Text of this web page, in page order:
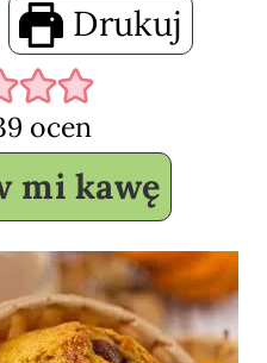
Drukuj
ocen
mi kawę